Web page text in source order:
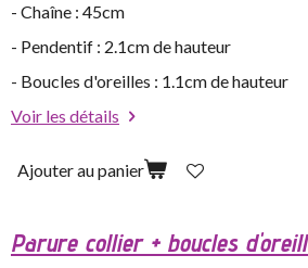
- Chaîne : 45cm
- Pendentif : 2.1cm de hauteur
- Boucles d'oreilles : 1.1cm de hauteur
Voir les détails
Ajouter au panier
Parure collier + boucles